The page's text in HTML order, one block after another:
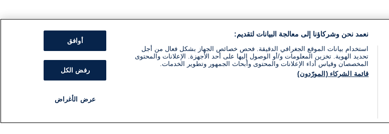
نعمد نحن وشركاؤنا إلى معالجة البيانات لتقديم:
استخدام بيانات الموقع الجغرافي الدقيقة. فحص خصائص الجهاز بشكل فعال من أجل
تحديد الهوية. تخزين المعلومات و/أو الوصول إليها على أحد الأجهزة. الإعلانات والمحتوى
المخصصان وقياس أداء الإعلانات والمحتوى وأبحاث الجمهور وتطوير الخدمات.
قائمة الشركاء (المورّدون)
أوافق
رفض الكل
عرض الأغراض